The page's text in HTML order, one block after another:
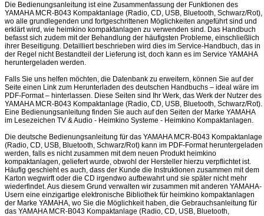
Die Bedienungsanleitung ist eine Zusammenfassung der Funktionen des
YAMAHA MCR-B043 Kompaktanlage (Radio, CD, USB, Bluetooth, Schwarz/Rot),
wo alle grundlegenden und fortgeschrittenen Möglichkeiten angeführt sind und
erklärt wird, wie heimkino kompaktanlagen zu verwenden sind. Das Handbuch
befasst sich zudem mit der Behandlung der häufigsten Probleme, einschließlich
ihrer Beseitigung. Detailliert beschrieben wird dies im Service-Handbuch, das in
der Regel nicht Bestandteil der Lieferung ist, doch kann es im Service YAMAHA
heruntergeladen werden.
Falls Sie uns helfen möchten, die Datenbank zu erweitern, können Sie auf der
Seite einen Link zum Herunterladen des deutschen Handbuchs – ideal wäre im
PDF-Format – hinterlassen. Diese Seiten sind Ihr Werk, das Werk der Nutzer des
YAMAHA MCR-B043 Kompaktanlage (Radio, CD, USB, Bluetooth, Schwarz/Rot).
Eine Bedienungsanleitung finden Sie auch auf den Seiten der Marke YAMAHA
im Lesezeichen TV & Audio - Heimkino Systeme - Heimkino Kompaktanlagen.
Die deutsche Bedienungsanleitung für das YAMAHA MCR-B043 Kompaktanlage
(Radio, CD, USB, Bluetooth, Schwarz/Rot) kann im PDF-Format heruntergeladen
werden, falls es nicht zusammen mit dem neuen Produkt heimkino
kompaktanlagen, geliefert wurde, obwohl der Hersteller hierzu verpflichtet ist.
Häufig geschieht es auch, dass der Kunde die Instruktionen zusammen mit dem
Karton wegwirft oder die CD irgendwo aufbewahrt und sie später nicht mehr
wiederfindet. Aus diesem Grund verwalten wir zusammen mit anderen YAMAHA-
Usern eine einzigartige elektronische Bibliothek für heimkino kompaktanlagen
der Marke YAMAHA, wo Sie die Möglichkeit haben, die Gebrauchsanleitung für
das YAMAHA MCR-B043 Kompaktanlage (Radio, CD, USB, Bluetooth,